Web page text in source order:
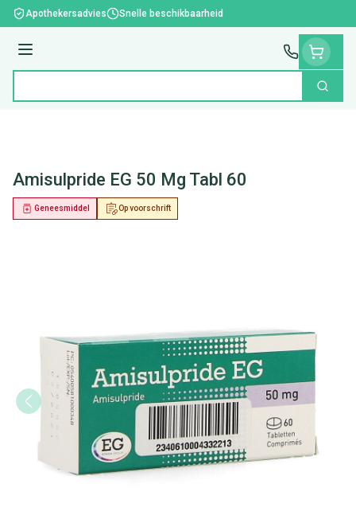
Ga naar de inhoud
Apothekersadvies Snelle beschikbaarheid
Menu
Zoek
Amisulpride EG 50 Mg Tabl 60
Op voorschrift
Geneesmiddel